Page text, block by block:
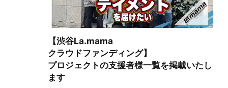
【渋谷La.mama
クラウドファンディング】
プロジェクトの支援者様一覧を掲載いたし
ます